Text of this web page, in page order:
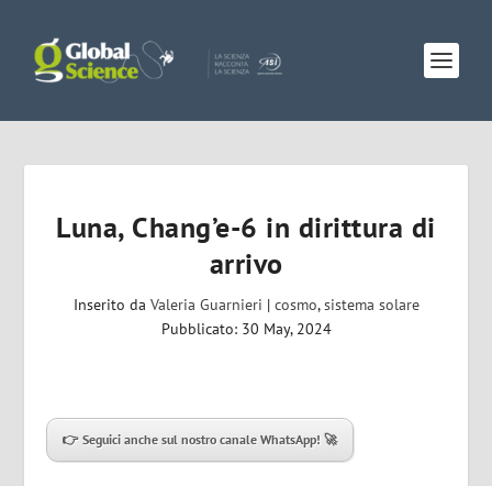
Luna, Chang’e-6 in dirittura di
arrivo
Inserito da Valeria Guarnieri | cosmo,sistema solare
Pubblicato: 30 May, 2024
👉 Seguici anche sul nostro canale WhatsApp! 🚀